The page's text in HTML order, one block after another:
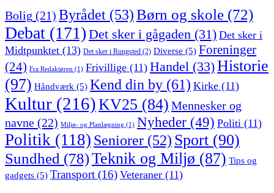
Bolig (21) Byrådet (53)Børn og skole (72)
Debat (171) Det sker i gågaden (31) Det sker i
Midtpunktet (13) Det sker i Rungsted (2) Diverse (5) Foreninger
(24) Fra Redaktøren (1) Frivillige (11) Handel (33)Historie
(97) Håndværk (5) Kend din by (61) Kirke (11)
Kultur (216)KV25 (84) Mennesker og
navne (22) Miljø- og Planlægning (1) Nyheder (49) Politi (11)
Politik (118) Seniorer (52) Sport (90)
Sundhed (78)Teknik og Miljø (87) Tips og
gadgets (5) Transport (16) Veteraner (11)